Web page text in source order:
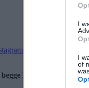
I
I
of
lag, oppsummerer